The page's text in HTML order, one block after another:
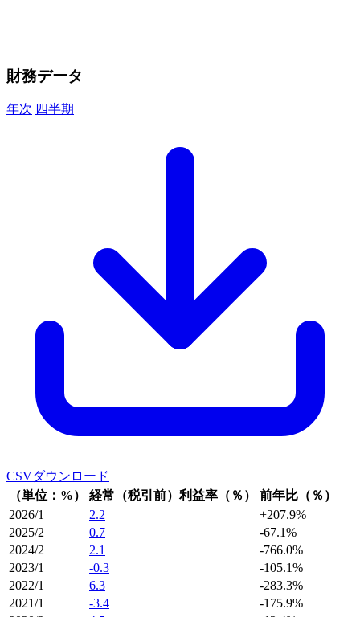
財務データ
年次 四半期
CSVダウンロード
（単位：%）
経常（税引前）利益率（％）
前年比（％）
2026/1
2.2
+207.9%
2025/2
0.7
-67.1%
2024/2
2.1
-766.0%
2023/1
-0.3
-105.1%
2022/1
6.3
-283.3%
2021/1
-3.4
-175.9%